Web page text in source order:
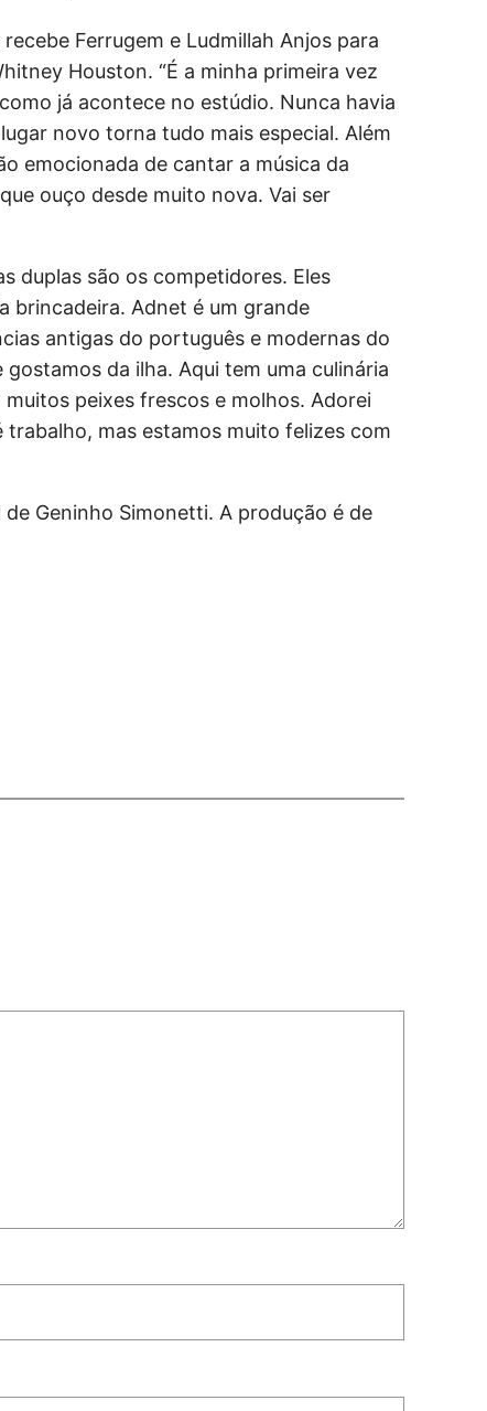
Ferrugem e Ludmillah Anjos para
Houston. “É a minha primeira vez
já acontece no estúdio. Nunca havia
novo torna tudo mais especial. Além
emocionada de cantar a música da
ouço desde muito nova. Vai ser
duplas são os competidores. Eles
brincadeira. Adnet é um grande
antigas do português e modernas do
da ilha. Aqui tem uma culinária
peixes frescos e molhos. Adorei
trabalho, mas estamos muito felizes com
Geninho Simonetti. A produção é de